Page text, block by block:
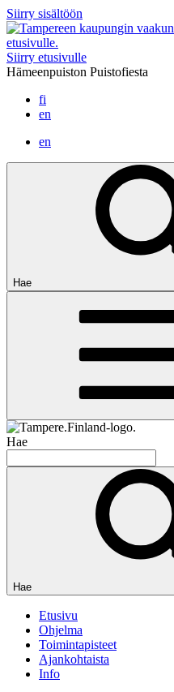
Siirry sisältöön
Siirry etusivulle
Hämeenpuiston Puistofiesta
fi
en
en
Hae
Hae
Hae
Etusivu
Ohjelma
Toimintapisteet
Ajankohtaista
Info